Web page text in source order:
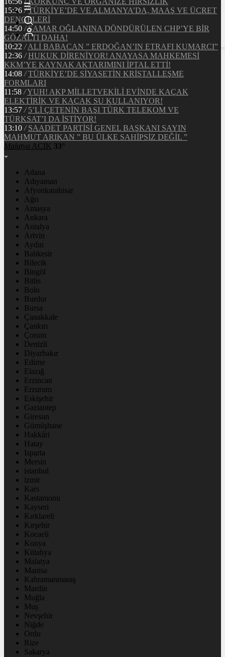
15:36 / TÜRKİYE’DE VE ALMANYA’DA, MAAŞ VE ÜCRET
DENGELERİ
14:50 / ŞAMAR OĞLANINA DÖNDÜRÜLEN CHP’YE BİR
GÖZALTI DAHA!
10:22 / ALİ BABACAN ” ERDOĞAN’IN ETRAFI KUMARCI”
12:36 / HUKUK DİRENİYOR! ANAYASA MAHKEMESİ
KKM’YE KAYNAK AKTARIMINI İPTAL ETTİ!
14:08 / TÜRKİYE’DE SİYASETİN KRİSTALLEŞME
FORMLARI
11:58 /YUH! AKP MİLLETVEKİLİ EVİNDE KAÇAK
ELEKTİRİK VE KAÇAK SU KULLANIYOR!
13:57 / 5’Lİ ÇETENİN BAŞI TÜRK TELEKOM VE
TÜRKSAT’I DA İSTİYOR!
13:10 / SAADET PARTİSİ GENEL BAŞKANI SAYIN
MAHMUT ARIKAN ” BU ÜLKE SAHİPSİZ DEĞİL ”
Malatya AÇIK 33°
Adana
Adıyaman
Afyonkarahisar
Ağrı
Amasya
Ankara
Antalya
Artvin
Aydın
Balıkesir
Bilecik
Bingöl
Bitlis
Bolu
Burdur
Bursa
Çanakkale
Çankırı
Çorum
Denizli
Diyarbakır
Edirne
Elazığ
Erzincan
Erzurum
Eskişehir
Gaziantep
Giresun
Gümüşhane
Hakkâri
Hatay
Isparta
Mersin
istanbul
izmir
Kars
Kastamonu
Kayseri
Kırklareli
Kırşehir
Kocaeli
Konya
Kütahya
Malatya
Manisa
Kahramanmaraş
Mardin
Muğla
Muş
Nevşehir
Niğde
Ordu
Rize
Sakarya